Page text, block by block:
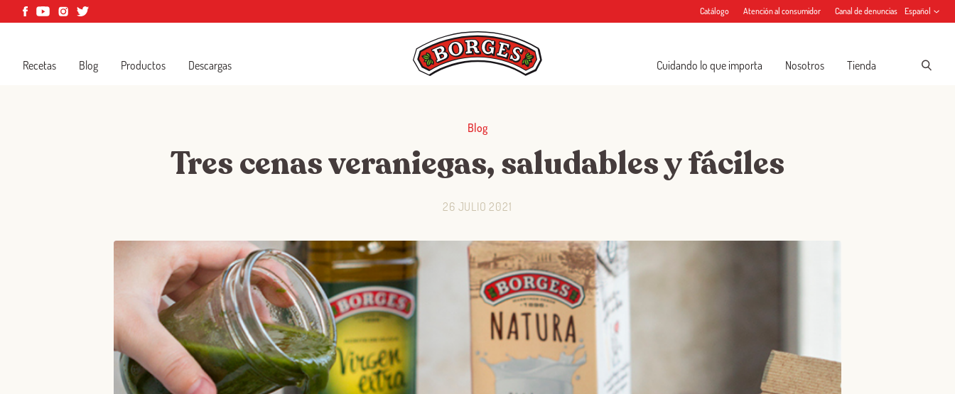
Catálogo Atención al consumidor Canal de denuncias Español
Recetas Blog Productos Descargas Cuidando lo que importa Nosotros Tienda
Blog
Tres cenas veraniegas, saludables y fáciles
26 JULIO 2021